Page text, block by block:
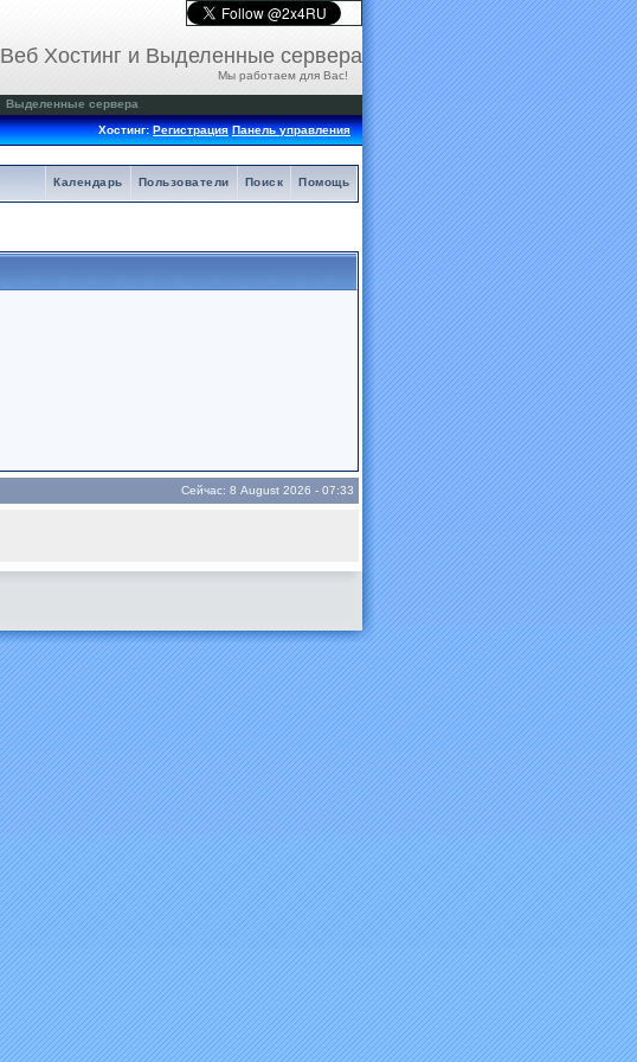
Веб Хостинг и Выделенные сервера
Мы работаем для Вас!
Выделенные сервера
Хостинг:Регистрация Панель управления
Помощь
Поиск
Пользователи
Календарь
Сейчас: 8 August 2026 - 07:33